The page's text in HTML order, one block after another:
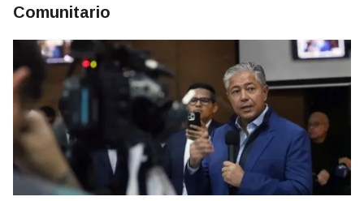
Comunitario